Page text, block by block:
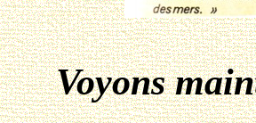
Voyons